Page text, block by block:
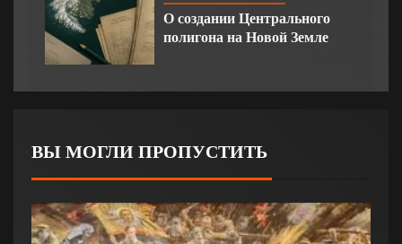
О создании Центрального
полигона на Новой Земле
ВЫ МОГЛИ ПРОПУСТИТЬ